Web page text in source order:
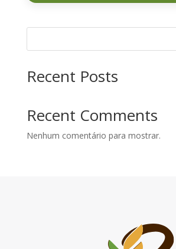
Recent Posts
Recent Comments
Nenhum comentário para mostrar.